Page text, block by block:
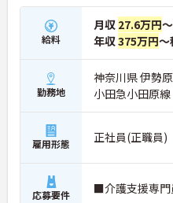
給料
月収 27.6万円
年収375万円
勤務地
神奈川県 伊勢
小田急小田原
雇用形態 正社員(正職員)
応募要件 ■介護支援専門